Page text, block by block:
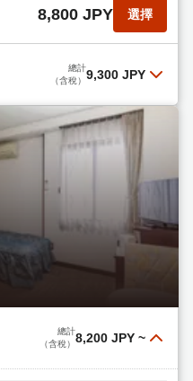
8,800 JPY 選擇
總計
（含稅） 9,300 JPY
總計
（含稅） 8,200 JPY ~